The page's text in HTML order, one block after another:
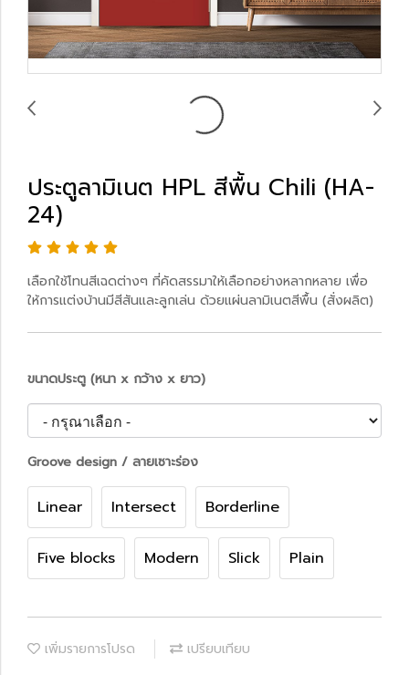
ประตูลามิเนต HPL สีพื้น Chili (HA-
24)
เลือกใช้โทนสีเฉดต่างๆ ที่คัดสรรมาให้เลือกอย่างหลากหลาย เพื่อ
ให้การแต่งบ้านมีสีสันและลูกเล่น ด้วยแผ่นลามิเนตสีพื้น (สั่งผลิต)
ขนาดประตู (หนา x กว้าง x ยาว)
Groove design / ลายเซาะร่อง
Linear Intersect Borderline
Five blocks Modern Slick Plain
เพิ่มรายการโปรด เปรียบเทียบ